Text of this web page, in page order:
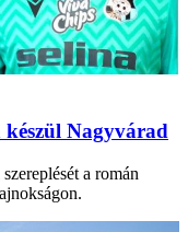
Nagyvárad
a román